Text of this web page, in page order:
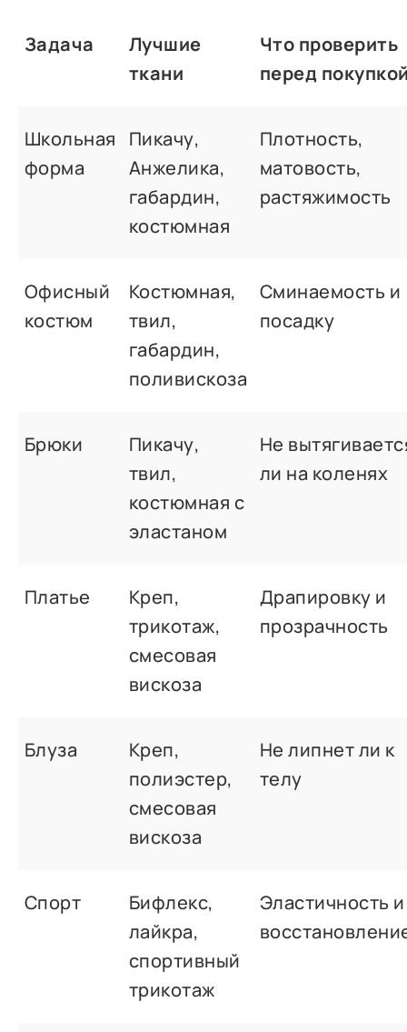
Задача
Лучшие
ткани
Что проверить
перед
Школьная
форма
Пикачу,
Анжелика,
габардин,
костюмная
Плотность,
матовость,
растяжимость
Офисный
костюм
Костюмная,
твил,
габардин,
поливискоза
Сминаемость и
посадку
Брюки
Пикачу,
твил,
костюмная с
эластаном
Не
ли на коленях
Платье
Креп,
трикотаж,
смесовая
вискоза
Драпировку и
прозрачность
Блуза
Креп,
полиэстер,
смесовая
вискоза
Не липнет ли к
телу
Спорт
Бифлекс,
лайкра,
спортивный
трикотаж
Эластичность и